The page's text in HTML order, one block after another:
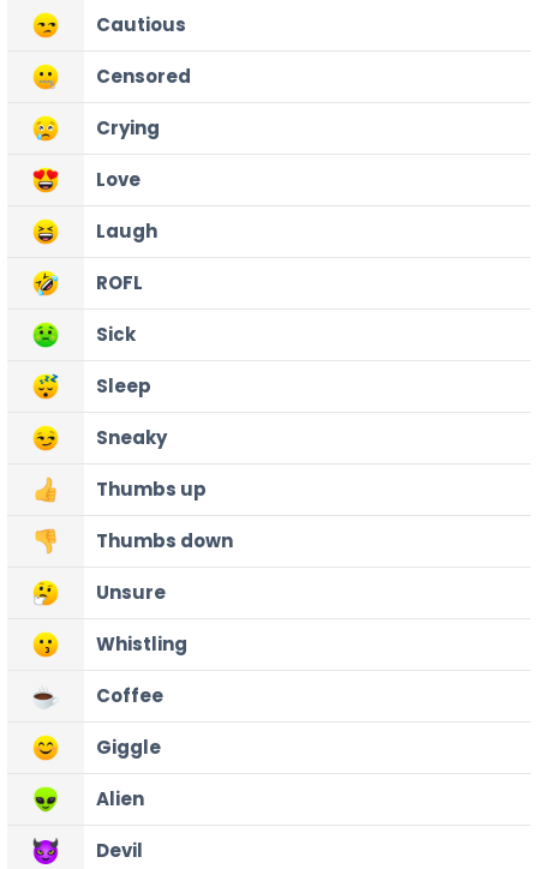
Cautious
Censored
Crying
Love
Laugh
ROFL
Sick
Sleep
Sneaky
Thumbs up
Thumbs down
Unsure
Whistling
Coffee
Giggle
Alien
Devil